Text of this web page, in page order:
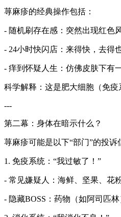
荨麻疹的经典操作包括：
- 随机刷存在感：突然出现红色
- 24小时快闪店：来得快，去得
- 痒到怀疑人生：仿佛皮肤下有
科学解释：这是肥大细胞（免
---
第二幕：身体在暗示什么？
荨麻疹可能是以下“部门”的投诉
1. 免疫系统：“我过敏了！”
- 常见嫌疑人：海鲜、坚果、花
- 隐藏BOSS：药物（如阿司匹